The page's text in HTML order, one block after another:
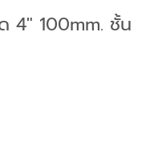
4″ 100mm. ชั้น